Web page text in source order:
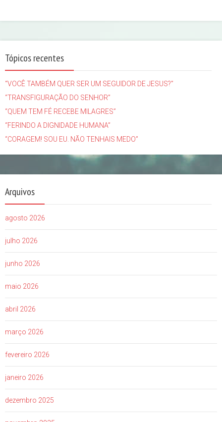
Tópicos recentes
“VOCÊ TAMBÉM QUER SER UM SEGUIDOR DE JESUS?”
“TRANSFIGURAÇÃO DO SENHOR”
“QUEM TEM FÉ RECEBE MILAGRES”
“FERINDO A DIGNIDADE HUMANA”
“CORAGEM! SOU EU. NÃO TENHAIS MEDO”
Arquivos
agosto 2026
julho 2026
junho 2026
maio 2026
abril 2026
março 2026
fevereiro 2026
janeiro 2026
dezembro 2025